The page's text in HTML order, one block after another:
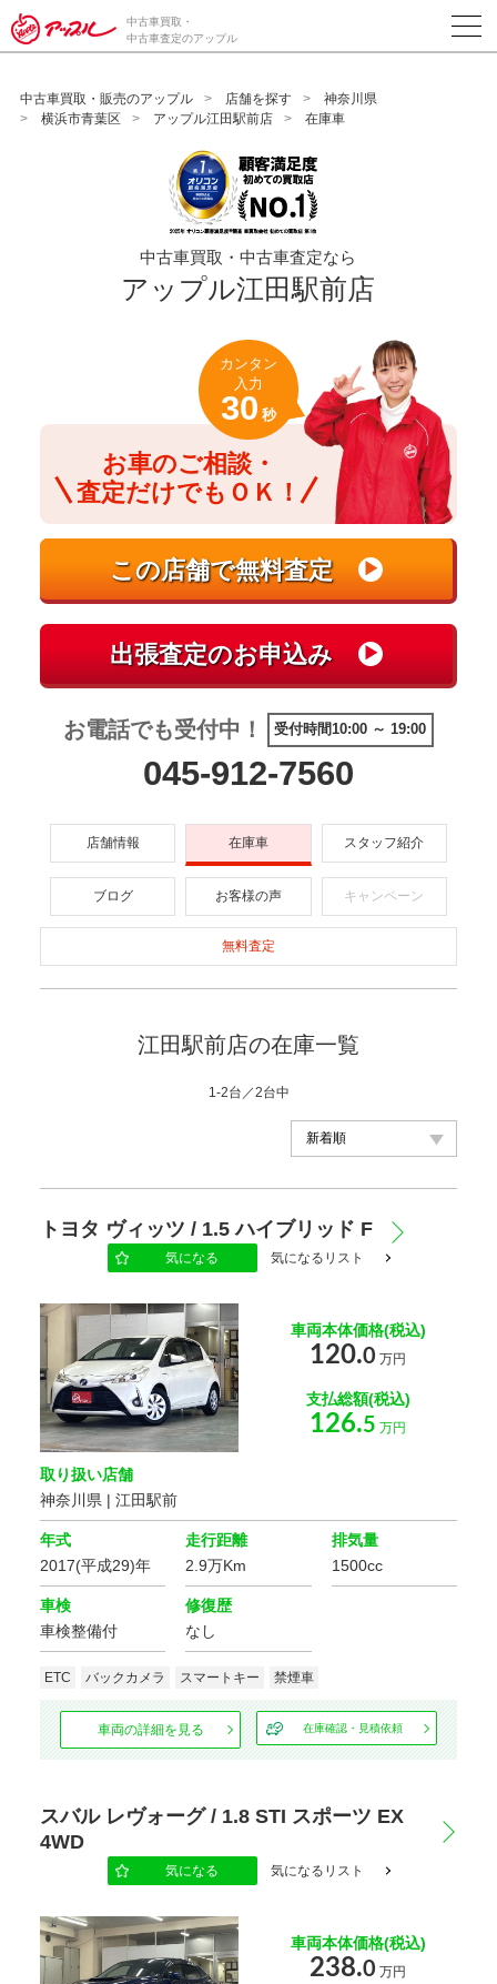
/*ABテスト_新規査定フォームの為のCVボタン*/
中古車買取・
中古車査定のアップル
中古車買取・販売のアップル 店舗を探す
神奈川県
横浜市青葉区
アップル江田駅前店 在庫車
中古車買取・中古車査定なら
アップル江田駅前店
お車のご相談・
査定だけでもＯＫ！
カンタン
入力
30 秒
お電話でも受付中！ 受付時間10:00 ～ 19:00
045-912-7560
店舗情報 在庫車 スタッフ紹介
ブログ お客様の声 キャンペーン
無料査定
江田駅前店の在庫一覧
1-2台／2台中
年式
車体の色
選択する
価格
車検の残り
排気量
選択する
トヨタ ヴィッツ / 1.5 ハイブリッド F
気になる 気になるリスト
車両本体価格(税込)
120.0 万円
支払総額(税込)
126.5 万円
取り扱い店舗
神奈川県 | 江田駅前
年式
2017(平成29)年
走行距離
2.9万Km
排気量
1500cc
車検
車検整備付
修復歴
なし
ETC バックカメラ スマートキー 禁煙車
車両の詳細を見る 在庫確認・見積依頼
スバル レヴォーグ / 1.8 STI スポーツ EX
4WD
気になる 気になるリスト
車両本体価格(税込)
238.0 万円